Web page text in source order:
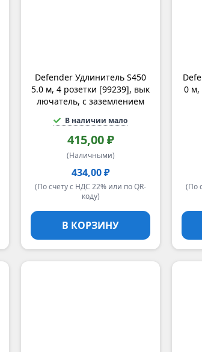
Defender Удлинитель S450
5.0 м, 4 розетки [99239], вык
лючатель, с заземлением
В наличии мало
415,00 ₽
(Наличными)
434,00 ₽
(По счету с НДС 22% или по QR-
коду)
В КОРЗИНУ
0 м,
(По